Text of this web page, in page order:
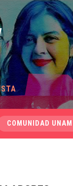
COMUNIDAD UNAM